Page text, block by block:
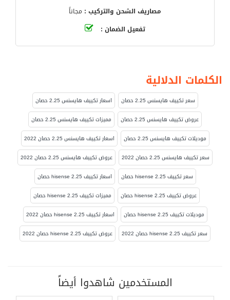
مصاريف الشحن والتركيب : مجاناً
تفعيل الضمان :
الكلمات الدلالية
سعر تكييف هايسنس 2.25 حصان
اسعار تكييف هايسنس 2.25 حصان
عروض تكييف هايسنس 2.25 حصان
مميزات تكييف هايسنس 2.25 حصان
موديلات تكييف هايسنس 2.25 حصان
اسعار تكييف هايسنس 2.25 حصان 2022
سعر تكييف هايسنس 2.25 حصان 2022
عروض تكييف هايسنس 2.25 حصان 2022
سعر تكييف hisense 2.25 حصان
اسعار تكييف hisense 2.25 حصان
عروض تكييف hisense 2.25 حصان
مميزات تكييف hisense 2.25 حصان
موديلات تكييف hisense 2.25 حصان
اسعار تكييف hisense 2.25 حصان 2022
سعر تكييف hisense 2.25 حصان 2022
عروض تكييف hisense 2.25 حصان 2022
المستخدمين شاهدوا أيضاً